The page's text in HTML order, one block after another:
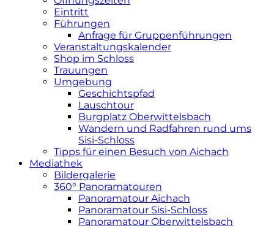
Eintritt
Führungen
Anfrage für Gruppenführungen
Veranstaltungskalender
Shop im Schloss
Trauungen
Umgebung
Geschichtspfad
Lauschtour
Burgplatz Oberwittelsbach
Wandern und Radfahren rund ums
Sisi-Schloss
Tipps für einen Besuch von Aichach
Mediathek
Bildergalerie
360° Panoramatouren
Panoramatour Aichach
Panoramatour Sisi-Schloss
Panoramatour Oberwittelsbach